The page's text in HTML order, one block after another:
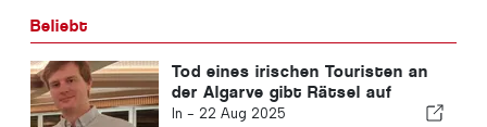
Beliebt
Tod eines irischen Touristen an
der Algarve gibt Rätsel auf
In - 22 Aug 2025